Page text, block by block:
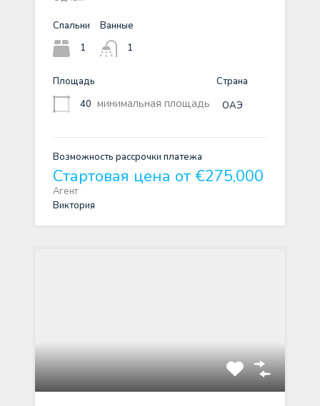
Спальни
1
Ванные
1
Площадь
40 минимальная площадь
Страна
ОАЭ
Возможность рассрочки платежа
Стартовая цена от €275,000
Агент
Виктория